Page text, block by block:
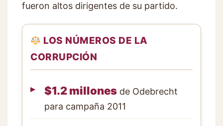
fueron altos dirigentes de su partido.
LOS NÚMEROS DE LA
CORRUPCIÓN
$1.2 millones de Odebrecht
para campaña 2011